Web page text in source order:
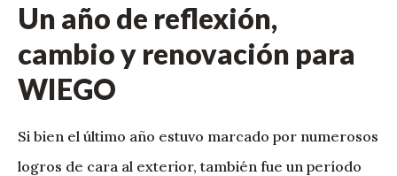
Un año de reflexión,
cambio y renovación para
WIEGO
Si bien el último año estuvo marcado por numerosos
logros de cara al exterior, también fue un período